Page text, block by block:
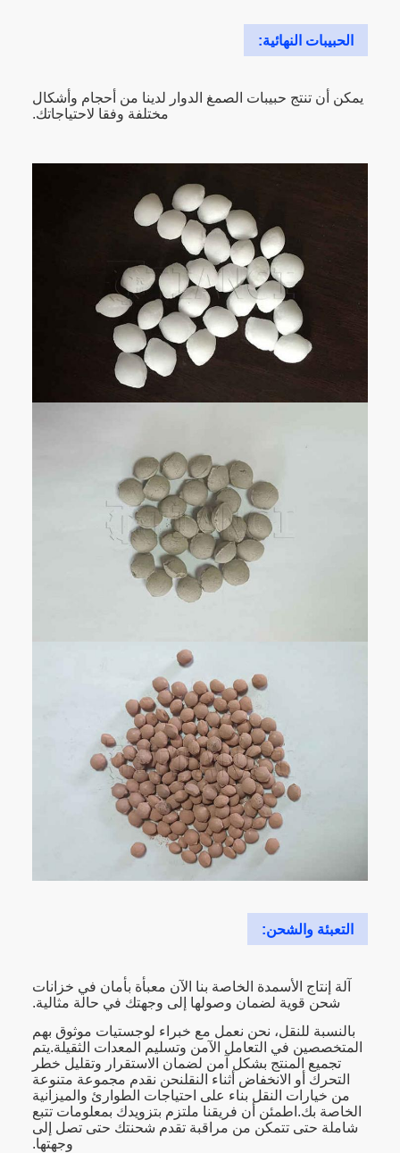
الحبيبات النهائية:
يمكن أن تنتج حبيبات الصمغ الدوار لدينا من أحجام وأشكال
مختلفة وفقا لاحتياجاتك.
التعبئة والشحن:
آلة إنتاج الأسمدة الخاصة بنا الآن معبأة بأمان في خزانات
شحن قوية لضمان وصولها إلى وجهتك في حالة مثالية.
بالنسبة للنقل، نحن نعمل مع خبراء لوجستيات موثوق بهم
المتخصصين في التعامل الآمن وتسليم المعدات الثقيلة.يتم
تجميع المنتج بشكل آمن لضمان الاستقرار وتقليل خطر
التحرك أو الانخفاض أثناء النقلنحن نقدم مجموعة متنوعة
من خيارات النقل بناء على احتياجات الطوارئ والميزانية
الخاصة بك.اطمئن أن فريقنا ملتزم بتزويدك بمعلومات تتبع
شاملة حتى تتمكن من مراقبة تقدم شحنتك حتى تصل إلى
وجهتها.